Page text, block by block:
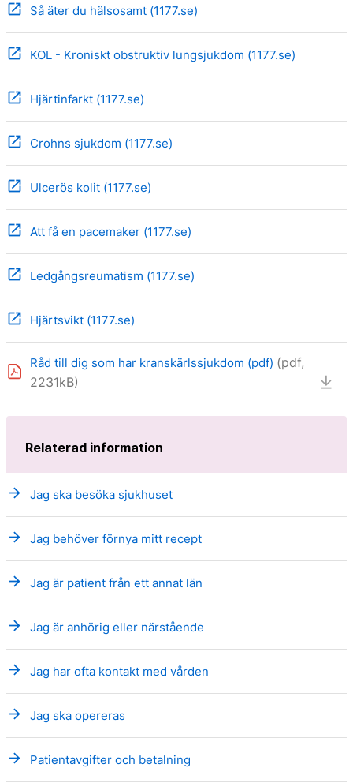
open_in_new Så äter du hälsosamt (1177.se)
open_in_new KOL - Kroniskt obstruktiv lungsjukdom (1177.se)
open_in_new Hjärtinfarkt (1177.se)
open_in_new Crohns sjukdom (1177.se)
open_in_new Ulcerös kolit (1177.se)
open_in_new Att få en pacemaker (1177.se)
open_in_new Ledgångsreumatism (1177.se)
open_in_new Hjärtsvikt (1177.se)
Råd till dig som har kranskärlssjukdom (pdf) (pdf,
2231kB)
Relaterad information
arrow_forward Jag ska besöka sjukhuset
arrow_forward Jag behöver förnya mitt recept
arrow_forward Jag är patient från ett annat län
arrow_forward Jag är anhörig eller närstående
arrow_forward Jag har ofta kontakt med vården
arrow_forward Jag ska opereras
arrow_forward Patientavgifter och betalning